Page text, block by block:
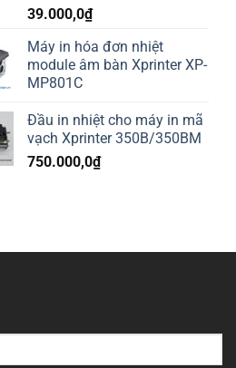
39.000,0₫
Máy in hóa đơn nhiệt
module âm bàn Xprinter XP-
MP801C
Đầu in nhiệt cho máy in mã
vạch Xprinter 350B/350BM
750.000,0₫